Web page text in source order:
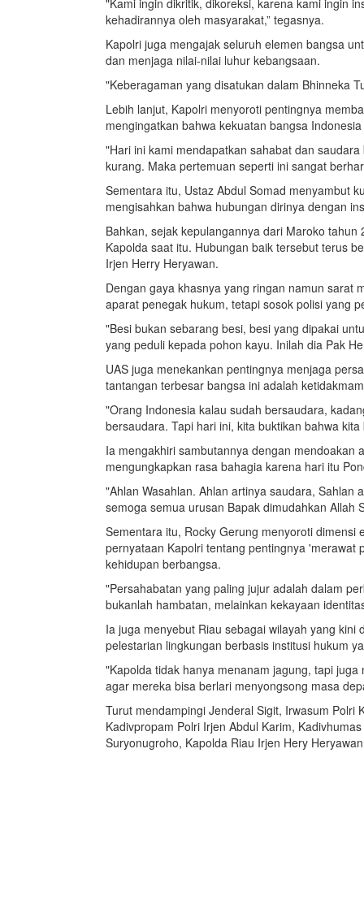
"Kami ingin dikritik, dikoreksi, karena kami ingin
kehadirannya oleh masyarakat,” tegasnya.
Kapolri juga mengajak seluruh elemen bangsa
dan menjaga nilai-nilai luhur kebangsaan.
"Keberagaman yang disatukan dalam Bhinneka
Lebih lanjut, Kapolri menyoroti pentingnya
mengingatkan bahwa kekuatan bangsa
"Hari ini kami mendapatkan sahabat dan
kurang. Maka pertemuan seperti ini sangat
Sementara itu, Ustaz Abdul Somad menyambut
mengisahkan bahwa hubungan dirinya dengan
Bahkan, sejak kepulangannya dari Maroko
Kapolda saat itu. Hubungan baik tersebut terus
Irjen Herry Heryawan.
Dengan gaya khasnya yang ringan namun sarat
aparat penegak hukum, tetapi sosok polisi yang
"Besi bukan sebarang besi, besi yang dipakai
yang peduli kepada pohon kayu. Inilah dia Pak
UAS juga menekankan pentingnya menjaga
tantangan terbesar bangsa ini adalah
"Orang Indonesia kalau sudah bersaudara,
bersaudara. Tapi hari ini, kita buktikan bahwa
Ia mengakhiri sambutannya dengan mendoakan
mengungkapkan rasa bahagia karena hari itu
"Ahlan Wasahlan. Ahlan artinya saudara,
semoga semua urusan Bapak dimudahkan Allah
Sementara itu, Rocky Gerung menyoroti
pernyataan Kapolri tentang pentingnya
kehidupan berbangsa.
"Persahabatan yang paling jujur adalah dalam
bukanlah hambatan, melainkan kekayaan
Ia juga menyebut Riau sebagai wilayah yang
pelestarian lingkungan berbasis institusi hukum
"Kapolda tidak hanya menanam jagung, tapi
agar mereka bisa berlari menyongsong masa
Turut mendampingi Jenderal Sigit, Irwasum Polri
Kadivpropam Polri Irjen Abdul Karim,
Suryonugroho, Kapolda Riau Irjen Hery